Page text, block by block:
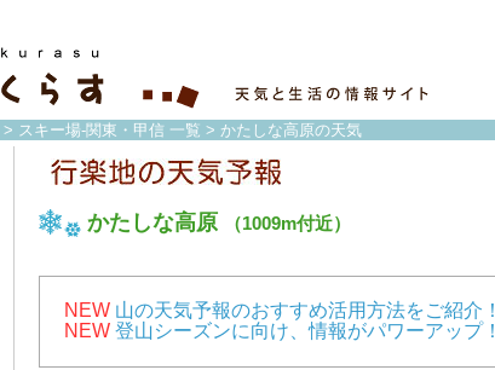
> スキー場-関東・甲信 一覧 > かたしな高原の天気
かたしな高原 （1009m付近）
NEW 山の天気予報のおすすめ活用方法をご紹介！
NEW 登山シーズンに向け、情報がパワーアップ！